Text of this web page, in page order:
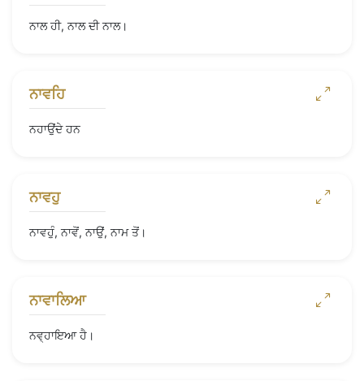
ਨਾਲ ਹੀ, ਨਾਲ ਦੀ ਨਾਲ।
ਨਾਵਹਿ
ਨਹਾਉਂਦੇ ਹਨ
ਨਾਵਹੁ
ਨਾਵਹੁੰ, ਨਾਵੋਂ, ਨਾਉਂ, ਨਾਮ ਤੋਂ।
ਨਾਵਾਲਿਆ
ਨਵ੍ਹਾਇਆ ਹੈ।